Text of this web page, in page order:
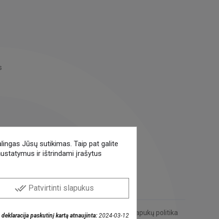
Privatumo politika| Slapukų politika
Jūsų sutikimas. Taip pat galite
ir ištrindami įrašytus
done_all Patvirtinti slapukus
deklaracija paskutinį kartą atnaujinta: 2024-03-12